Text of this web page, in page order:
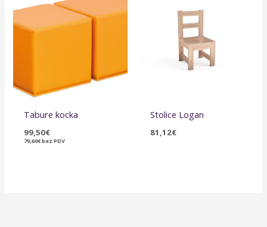
Tabure kocka
99,50€
79,60€bez PDV
Stolice Logan
81,12€